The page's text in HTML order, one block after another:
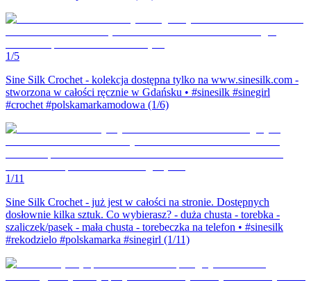
1/5
Sine Silk Crochet - kolekcja dostępna tylko na www.sinesilk.com -
stworzona w całości ręcznie w Gdańsku • #sinesilk #sinegirl
#crochet #polskamarkamodowa (1/6)
1/11
Sine Silk Crochet - już jest w całości na stronie. Dostępnych
dosłownie kilka sztuk. Co wybierasz? - duża chusta - torebka -
szaliczek/pasek - mała chusta - torebeczka na telefon • #sinesilk
#rekodzielo #polskamarka #sinegirl (1/11)